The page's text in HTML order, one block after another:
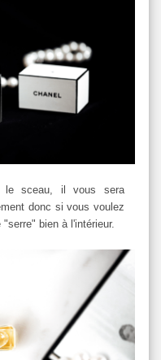
le sceau, il vous sera
donc si vous voulez
bien à l'intérieur.